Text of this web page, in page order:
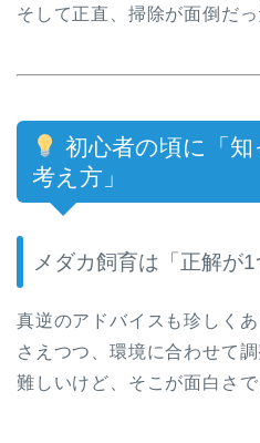
そして正直、掃除が面倒だっ
初心者の頃に「
考え方」
メダカ飼育は「正解が1
真逆のアドバイスも珍しく
さえつつ、環境に合わせて
難しいけど、そこが面白さで